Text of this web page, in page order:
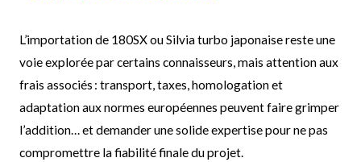
L’importation de 180SX ou Silvia turbo japonaise reste une
voie explorée par certains connaisseurs, mais attention aux
frais associés : transport, taxes, homologation et
adaptation aux normes européennes peuvent faire grimper
l’addition… et demander une solide expertise pour ne pas
compromettre la fiabilité finale du projet.